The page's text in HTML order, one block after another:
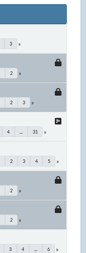
3
2
2 3
4 31
2 3 4 5
2
2
3 4 6